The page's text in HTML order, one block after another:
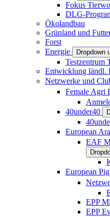
Fokus
DLG-
Ökolandbau
Grünland und
Forst
Energie
Dropdown
Testzentrum
Entwicklung ländl.
Netzwerke und
Female Agri
40under40
European
EAF
European
EPP
EPP